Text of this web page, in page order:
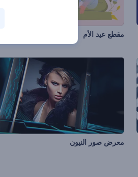
مقطع عيد الأم
معرض صور النيون